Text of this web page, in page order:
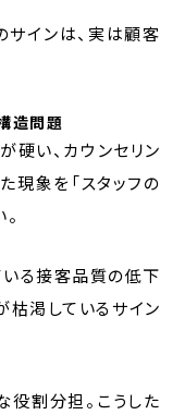
サインは、実は顧客
造問題
硬い、カウンセリン
現象を「スタッフの
いる接客品質の低下
枯渇しているサイン
役割分担。こうした